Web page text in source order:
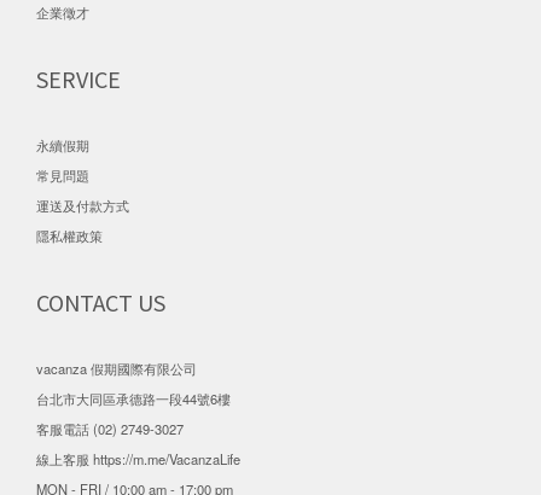
企業徵才
SERVICE
永續假期
常見問題
運送及付款方式
隱私權政策
CONTACT US
vacanza 假期國際有限公司
台北市大同區承德路一段44號6樓
客服電話 (02) 2749-3027
線上客服 https://m.me/VacanzaLife
MON - FRI / 10:00 am - 17:00 pm